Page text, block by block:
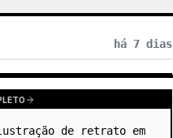
há 7 dias
de retrato em